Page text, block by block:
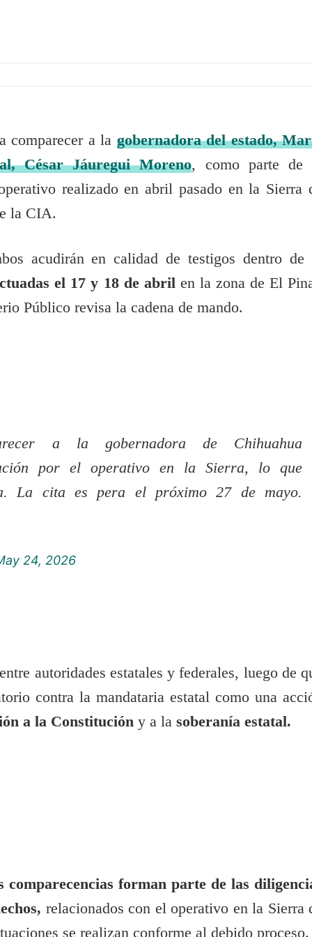
comparecer a la gobernadora del estado,
César Jáuregui Moreno, como parte de
realizado en abril pasado en la Sierra
la CIA.
acudirán en calidad de testigos dentro de
el 17 y 18 de abril en la zona de El
Público revisa la cadena de mando.
a la gobernadora de Chihuahua
por el operativo en la Sierra, lo que
La cita es pera el próximo 27 de mayo.
24, 2026
autoridades estatales y federales, luego de
contra la mandataria estatal como una
a la Constitución y a la soberanía estatal.
comparecencias forman parte de las
relacionados con el operativo en la Sierra
se realizan conforme al debido proceso.